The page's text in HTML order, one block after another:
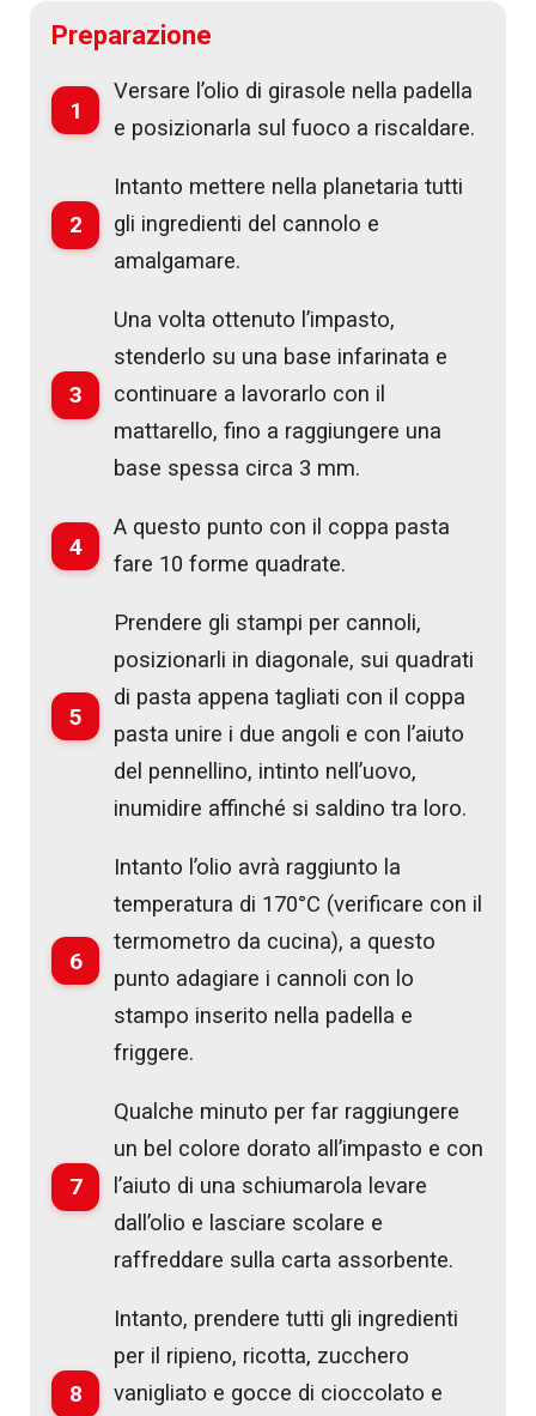
Preparazione
1
Versare l’olio di girasole nella padella
e posizionarla sul fuoco a riscaldare.
2
Intanto mettere nella planetaria tutti
gli ingredienti del cannolo e
amalgamare.
3
Una volta ottenuto l’impasto,
stenderlo su una base infarinata e
continuare a lavorarlo con il
mattarello, fino a raggiungere una
base spessa circa 3 mm.
4
A questo punto con il coppa pasta
fare 10 forme quadrate.
5
Prendere gli stampi per cannoli,
posizionarli in diagonale, sui quadrati
di pasta appena tagliati con il coppa
pasta unire i due angoli e con l’aiuto
del pennellino, intinto nell’uovo,
inumidire affinché si saldino tra loro.
6
Intanto l’olio avrà raggiunto la
temperatura di 170°C (verificare con il
termometro da cucina), a questo
punto adagiare i cannoli con lo
stampo inserito nella padella e
friggere.
7
Qualche minuto per far raggiungere
un bel colore dorato all’impasto e con
l’aiuto di una schiumarola levare
dall’olio e lasciare scolare e
raffreddare sulla carta assorbente.
8
Intanto, prendere tutti gli ingredienti
per il ripieno, ricotta, zucchero
vanigliato e gocce di cioccolato e